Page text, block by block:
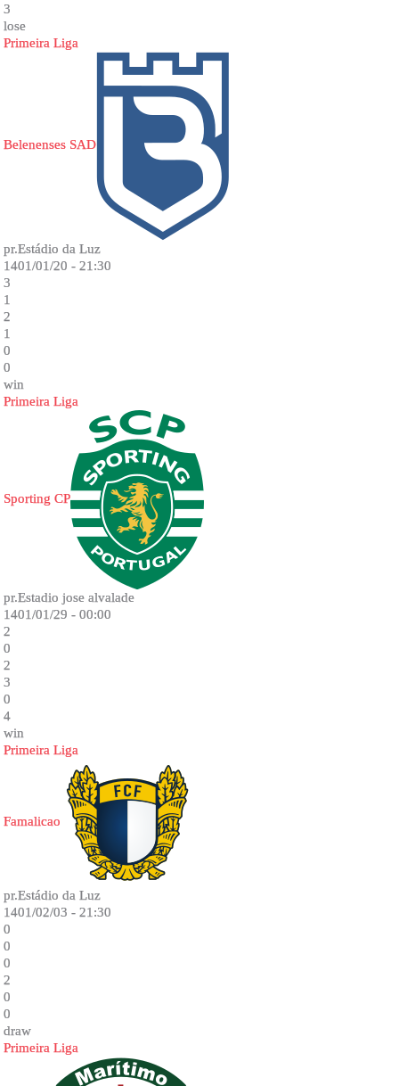
3
lose
Primeira Liga
Belenenses SAD
pr.Estádio da Luz
1401/01/20 - 21:30
3
1
2
1
0
0
win
Primeira Liga
Sporting CP
pr.Estadio jose alvalade
1401/01/29 - 00:00
2
0
2
3
0
4
win
Primeira Liga
Famalicao
pr.Estádio da Luz
1401/02/03 - 21:30
0
0
0
2
0
0
draw
Primeira Liga